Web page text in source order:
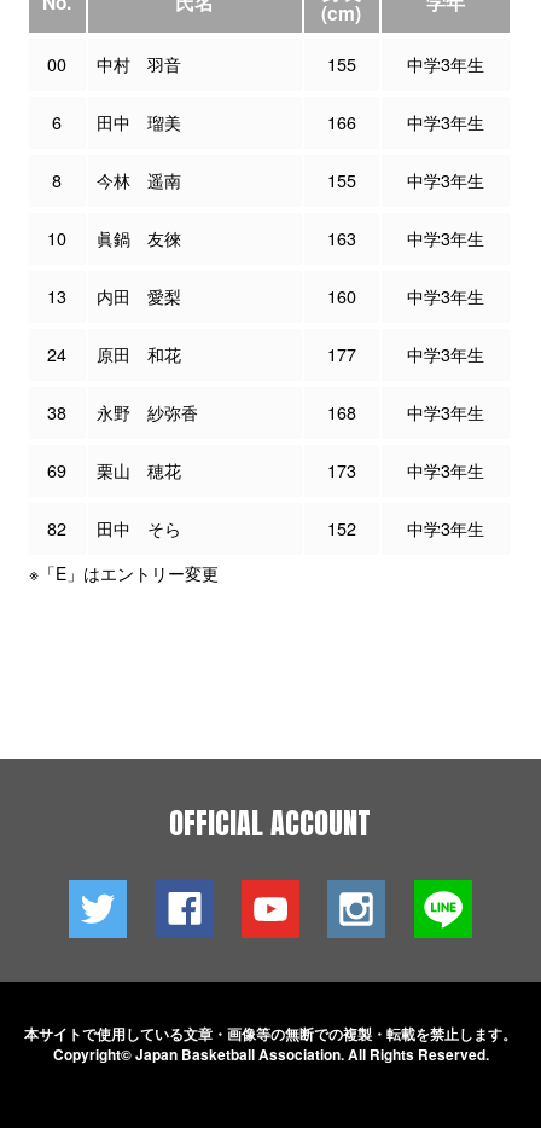
(cm)
00 中村 羽音 155 中学3年生
6 田中 瑠美 166 中学3年生
8 今林 遥南 155 中学3年生
10 眞鍋 友徠 163 中学3年生
13 内田 愛梨 160 中学3年生
24 原田 和花 177 中学3年生
38 永野 紗弥香 168 中学3年生
69 栗山 穂花 173 中学3年生
82 田中 そら 152
中学3年生
※「E」はエントリー変更
OFFICIAL ACCOUNT
本サイトで使用している文章・画像等の無断での複製・転載を禁止します。
Copyright© Japan Basketball Association.All Rights Reserved.